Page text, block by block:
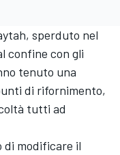
sperduto nel
confine con gli
tenuto una
di rifornimento,
tutti ad
di modificare il